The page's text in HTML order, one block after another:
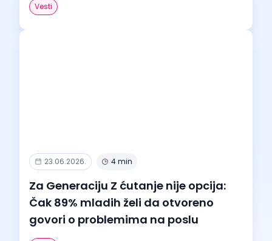
Vesti
23.06.2026. 4 min
Za Generaciju Z ćutanje nije opcija:
Čak 89% mladih želi da otvoreno
govori o problemima na poslu